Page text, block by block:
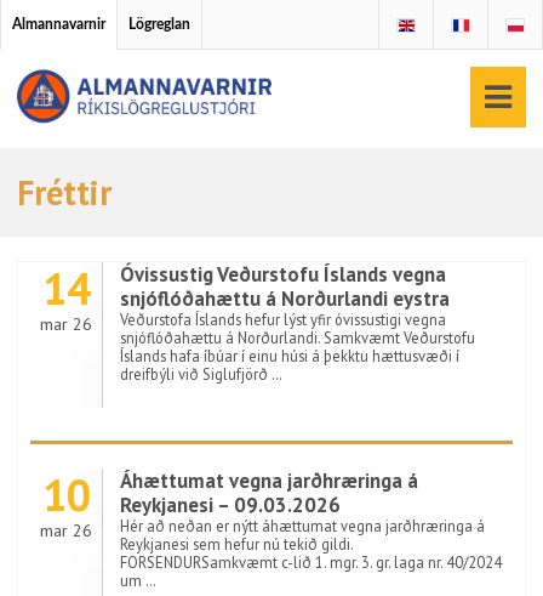
Almannavarnir Lögreglan
Fréttir
14
mar 26
Óvissustig Veðurstofu Íslands vegna
snjóflóðahættu á Norðurlandi eystra
Veðurstofa Íslands hefur lýst yfir óvissustigi vegna
snjóflóðahættu á Norðurlandi. Samkvæmt Veðurstofu
Íslands hafa íbúar í einu húsi á þekktu hættusvæði í
dreifbýli við Siglufjörð …
10
mar 26
Áhættumat vegna jarðhræringa á
Reykjanesi – 09.03.2026
Hér að neðan er nýtt áhættumat vegna jarðhræringa á
Reykjanesi sem hefur nú tekið gildi.
FORSENDURSamkvæmt c-lið 1. mgr. 3. gr. laga nr. 40/2024
um …